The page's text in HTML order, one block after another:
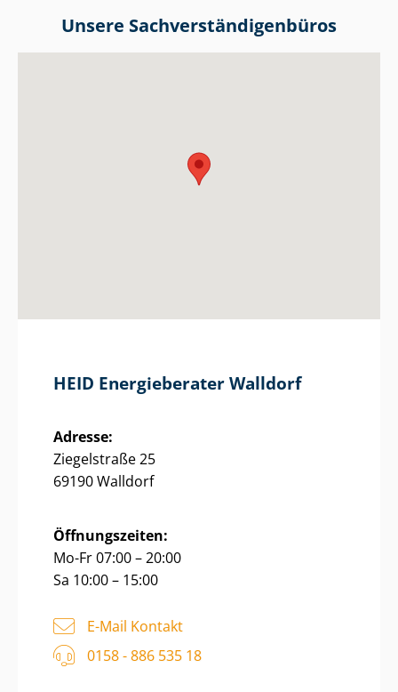
Unsere Sach­ver­stän­di­gen­bü­ros
HEID Energieberater Walldorf
Adresse:
Ziegelstraße 25
69190 Walldorf
Öffnungszeiten:
Mo-Fr 07:00 – 20:00
Sa 10:00 – 15:00
E-Mail Kontakt
0158 - 886 535 18